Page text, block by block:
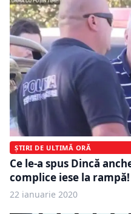
ȘTIRI DE ULTIMĂ ORĂ
Ce le-a spus Dincă
complice iese la
22 ianuarie 2020